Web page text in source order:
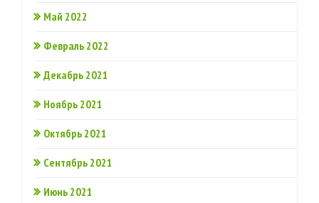
Май 2022
Февраль 2022
Декабрь 2021
Ноябрь 2021
Октябрь 2021
Сентябрь 2021
Июнь 2021